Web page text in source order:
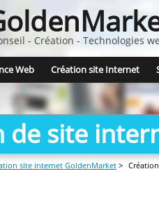
- Création - Technologies
Web Création site Internet
de site
site internet GoldenMarket>